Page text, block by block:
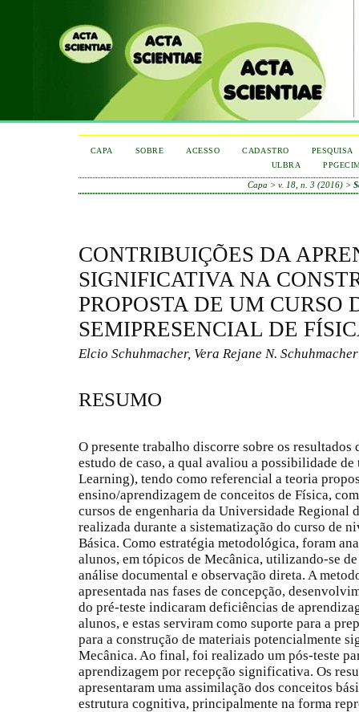
CAPA SOBRE ACESSO CADASTRO
PESQUISA
ULBRA
Capa > v. 18, n. 3 (2016)>
CONTRIBUIÇÕES DA
SIGNIFICATIVA NA
PROPOSTA DE UM
SEMIPRESENCIAL DE
Elcio Schuhmacher, Vera Rejane N. Schuhmacher
RESUMO
O presente trabalho discorre sobre os
estudo de caso, a qual avaliou a possibilidade
Learning), tendo como referencial a teoria
ensino/aprendizagem de conceitos de Física,
cursos de engenharia da Universidade Regional
realizada durante a sistematização do curso de
Básica. Como estratégia metodológica, foram
alunos, em tópicos de Mecânica, utilizando-se
análise documental e observação direta. A
apresentada nas fases de concepção,
do pré-teste indicaram deficiências de
alunos, e estas serviram como suporte para a
para a construção de materiais potencialmente
Mecânica. Ao final, foi realizado um pós-teste
aprendizagem por recepção significativa. Os
apresentaram uma assimilação dos conceitos
estrutura cognitiva, principalmente na forma